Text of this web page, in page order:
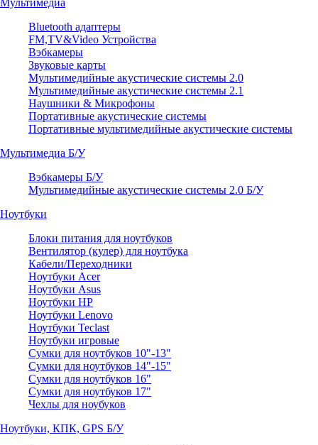
Bluetooth адаптеры
FM,TV&Video Устройства
Вэбкамеры
Звуковые карты
Мультимедийные акустические системы 2.0
Мультимедийные акустические системы 2.1
Наушники & Микрофоны
Портативные акустические системы
Портативные мультимедийные акустические системы
Мультимедиа Б/У
Вэбкамеры Б/У
Мультимедийные акустические системы 2.0 Б/У
Ноутбуки
Блоки питания для ноутбуков
Вентилятор (кулер) для ноутбука
Кабели/Переходники
Ноутбуки Acer
Ноутбуки Asus
Ноутбуки HP
Ноутбуки Lenovo
Ноутбуки Teclast
Ноутбуки игровые
Сумки для ноутбуков 10"-13"
Сумки для ноутбуков 14"-15"
Сумки для ноутбуков 16"
Сумки для ноутбуков 17"
Чехлы для ноубуков
Ноутбуки, КПК, GPS Б/У